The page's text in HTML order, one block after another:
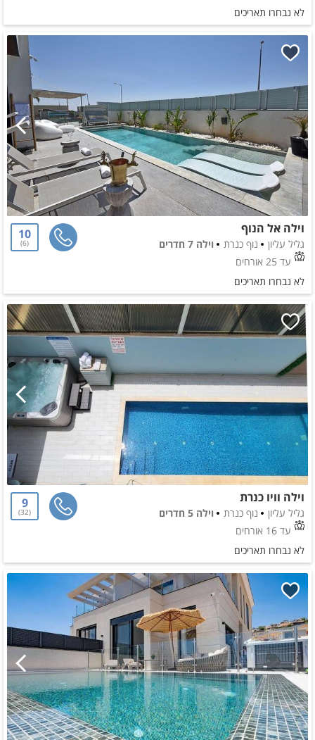
לא נבחרו תאריכים
וילה אל הנוף
גליל עליון נוף כנרת
וילה 7 חדרים
עד 25 אורחים
10
6
לא נבחרו תאריכים
וילה וויו כנרת
גליל עליון נוף כנרת
וילה 5 חדרים
עד 16 אורחים
9
32
לא נבחרו תאריכים